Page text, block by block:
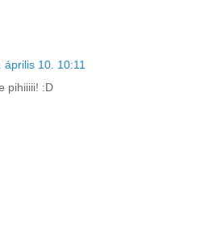
április 10. 10:11
pihiiiii! :D